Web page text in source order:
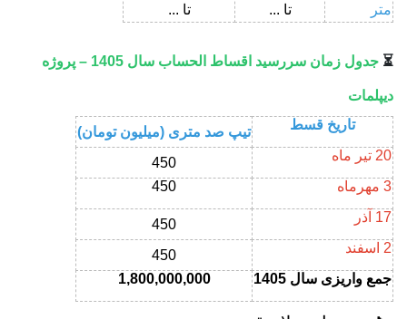
متر
تا ...
تا ...
⏳ جدول زمان سررسید اقساط الحساب سال 1405 – پروژه
دیپلمات
تاریخ قسط
تیپ صد متری (میلیون تومان)
20 تیر ماه
450
3 مهرماه
450
17 آذر
450
2 اسفند
450
جمع واریزی سال 1405
1,800,000,000